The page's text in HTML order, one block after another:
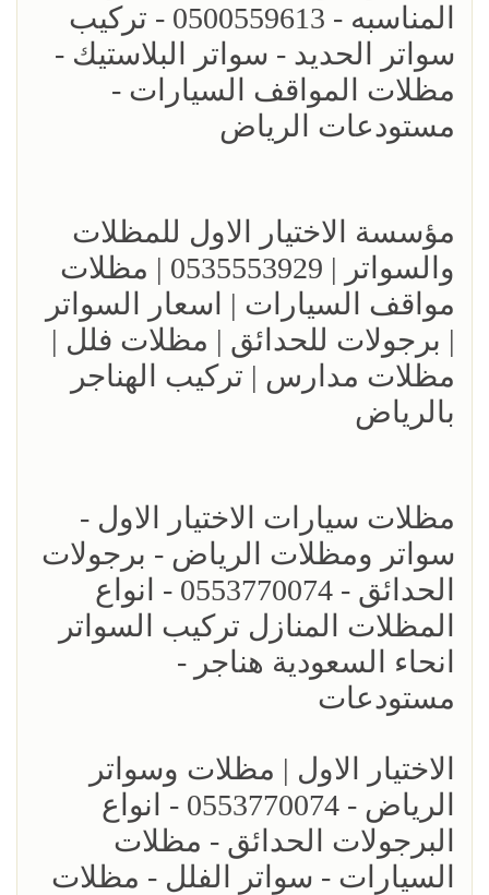
المناسبه - 0500559613 - تركيب
سواتر الحديد - سواتر البلاستيك -
مظلات المواقف السيارات -
مستودعات الرياض
مؤسسة الاختيار الاول للمظلات
والسواتر | 0535553929 | مظلات
مواقف السيارات | اسعار السواتر
| برجولات للحدائق | مظلات فلل |
مظلات مدارس | تركيب الهناجر
بالرياض
مظلات سيارات الاختيار الاول -
سواتر ومظلات الرياض - برجولات
الحدائق - 0553770074 - انواع
المظلات المنازل تركيب السواتر
انحاء السعودية هناجر -
مستودعات
الاختيار الاول | مظلات وسواتر
الرياض - 0553770074 - انواع
البرجولات الحدائق - مظلات
السيارات - سواتر الفلل - مظلات